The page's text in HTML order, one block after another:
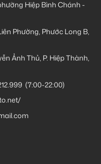
Hiệp Bình Chánh -
Phường, Phước Long B,
Ảnh Thủ, P. Hiệp Thành,
(7:00-22:00)